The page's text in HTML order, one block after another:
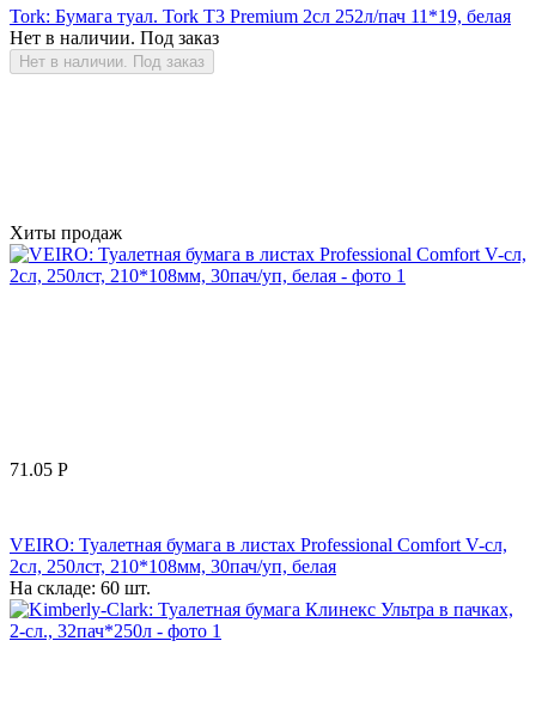
Tork: Бумага туал. Tork T3 Premium 2сл 252л/пач 11*19, белая
Нет в наличии. Под заказ
Нет в наличии. Под заказ
Хиты продаж
71.05 Р
VEIRO: Туалетная бумага в листах Professional Comfort V-сл,
2сл, 250лст, 210*108мм, 30пач/уп, белая
На складе: 60 шт.